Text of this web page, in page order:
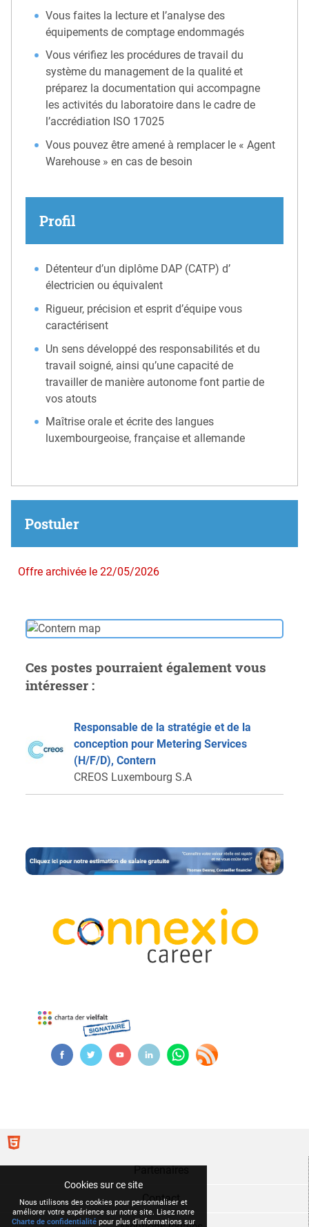
Vous faites la lecture et l’analyse des
équipements de comptage endommagés
Vous vérifiez les procédures de travail du
système du management de la qualité et
préparez la documentation qui accompagne
les activités du laboratoire dans le cadre de
l’accrédiation ISO 17025
Vous pouvez être amené à remplacer le « Agent
Warehouse » en cas de besoin
Profil
Détenteur d’un diplôme DAP (CATP) d’
électricien ou équivalent
Rigueur, précision et esprit d’équipe vous
caractérisent
Un sens développé des responsabilités et du
travail soigné, ainsi qu’une capacité de
travailler de manière autonome font partie de
vos atouts
Maîtrise orale et écrite des langues
luxembourgeoise, française et allemande
Postuler
Offre archivée le 22/05/2026
Ces postes pourraient également vous
intéresser :
Responsable de la stratégie et de la
conception pour Metering Services
(H/F/D), Contern
CREOS Luxembourg S.A
Cookies sur ce site
Nous utilisons des cookies pour personnaliser et
améliorer votre expérience sur notre site. Lisez notre
Charte de confidentialité pour plus d'informations sur
Partenaires
Contact